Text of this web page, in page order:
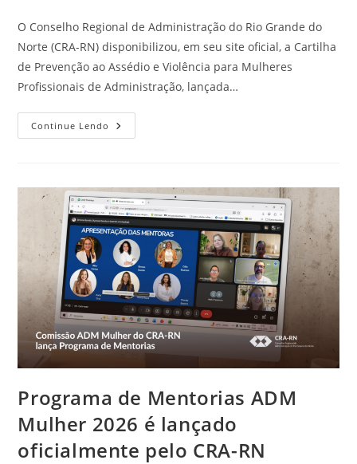
O Conselho Regional de Administração do Rio Grande do
Norte (CRA-RN) disponibilizou, em seu site oficial, a Cartilha
de Prevenção ao Assédio e Violência para Mulheres
Profissionais de Administração, lançada…
Continue Lendo Cartilha
De
Violência
Para
Mulheres
Profissionais
De
Administração
Já
Está
Disponível
No
Site
Do
CRA-
RN
Programa de Mentorias ADM
Mulher 2026 é lançado
oficialmente pelo CRA-RN